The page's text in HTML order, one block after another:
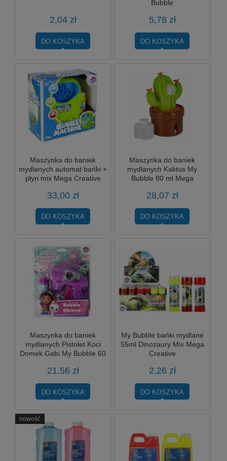
2,04 zł
DO KOSZYKA
Bubble
5,78 zł
DO KOSZYKA
Maszynka do baniek
mydlanych automat bańki +
płyn mix Mega Creative
33,00 zł
DO KOSZYKA
Maszynka do baniek
mydlanych Kaktus My
Bubble 80 ml Mega
28,07 zł
DO KOSZYKA
Maszynka do baniek
mydlanych Pistolet Koci
Domek Gabi My Bubble 60
21,56 zł
DO KOSZYKA
My Bubble bańki mydlane
55ml Dinozaury Mix Mega
Creative
2,26 zł
DO KOSZYKA
nowość